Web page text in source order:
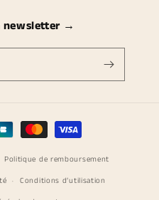
newsletter →
Politique de remboursement
Conditions d’utilisation